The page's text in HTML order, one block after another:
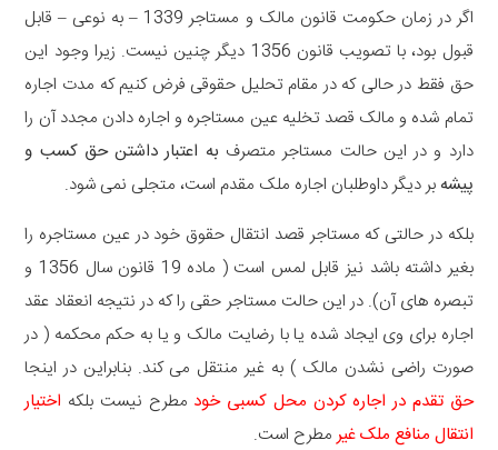
اگر در زمان حکومت قانون مالک و مستاجر 1339 – به نوعی – قابل
قبول بود، با تصویب قانون 1356 دیگر چنین نیست. زیرا وجود این
حق فقط در حالی که در مقام تحلیل حقوقی فرض کنیم که مدت اجاره
تمام شده و مالک قصد تخلیه عین مستاجره و اجاره دادن مجدد آن را
دارد و در این حالت مستاجر متصرف به اعتبار داشتن حق کسب و
پیشه بر دیگر داوطلبان اجاره ملک مقدم است، متجلی نمی شود.
بلکه در حالتی که مستاجر قصد انتقال حقوق خود در عین مستاجره را
بغیر داشته باشد نیز قابل لمس است ( ماده 19 قانون سال 1356 و
تبصره های آن). در این حالت مستاجر حقی را که در نتیجه انعقاد عقد
اجاره برای وی ایجاد شده یا با رضایت مالک و یا به حکم محکمه ( در
صورت راضی نشدن مالک ) به غیر منتقل می کند. بنابراین در اینجا
حق تقدم در اجاره کردن محل کسبی خود مطرح نیست بلکه اختیار
انتقال منافع ملک غیر مطرح است.